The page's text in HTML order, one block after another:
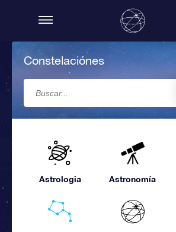
Constelaciónes
Astrologia Astronomía